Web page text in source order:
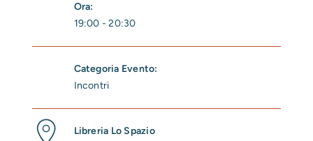
Ora:
19:00 - 20:30
Categoria Evento:
Incontri
Libreria Lo Spazio